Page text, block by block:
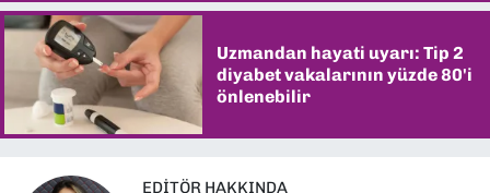
Uzmandan hayati uyarı: Tip 2
diyabet vakalarının yüzde 80'i
önlenebilir
EDITÖR HAKKINDA